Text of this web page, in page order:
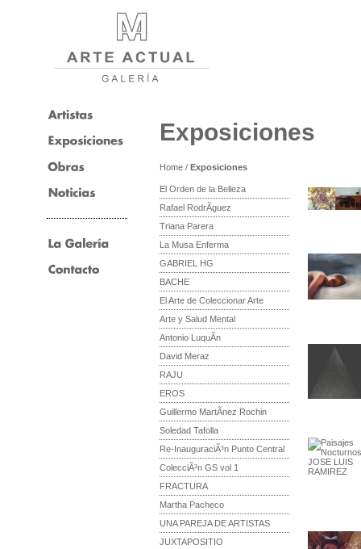
Exposiciones
Home/ Exposiciones
El Orden de la Belleza
Rafael RodrÃ­guez
Triana Parera
La Musa Enferma
GABRIEL HG
BACHE
El Arte de Coleccionar Arte
Arte y Salud Mental
Antonio LuquÃ­n
David Meraz
RAJU
EROS
Guillermo MartÃ­nez Rochin
Soledad Tafolla
Re-InauguraciÃ³n Punto Central
ColecciÃ³n GS vol 1
FRACTURA
Martha Pacheco
UNA PAREJA DE ARTISTAS
JUXTAPOSITIO